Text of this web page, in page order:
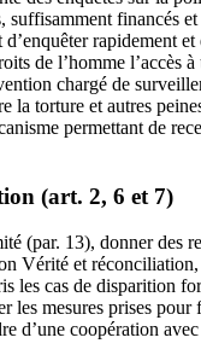
financés
rapidement
de l’homme l’accès
chargé de
torture et autres
permettant de
(art. 2, 6 et 7)
(par. 13), donner des
Vérité et
les cas de disparition
mesures prises
d’une coopération